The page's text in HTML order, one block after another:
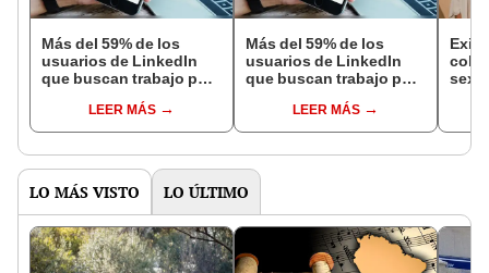
Más del 59% de los
usuarios de LinkedIn
que buscan trabajo por
millennialsLEER MÁS
Más del 59% de los
usuarios de LinkedIn
que buscan trabajo por
millennialsLEER MÁS
LO MÁS VISTO LO ÚLTIMO